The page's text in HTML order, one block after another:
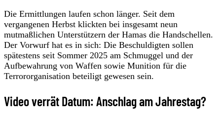
Die Ermittlungen laufen schon länger. Seit dem
vergangenen Herbst klickten bei insgesamt neun
mutmaßlichen Unterstützern der Hamas die Handschellen.
Der Vorwurf hat es in sich: Die Beschuldigten sollen
spätestens seit Sommer 2025 am Schmuggel und der
Aufbewahrung von Waffen sowie Munition für die
Terrororganisation beteiligt gewesen sein.
Video verrät Datum: Anschlag am Jahrestag?